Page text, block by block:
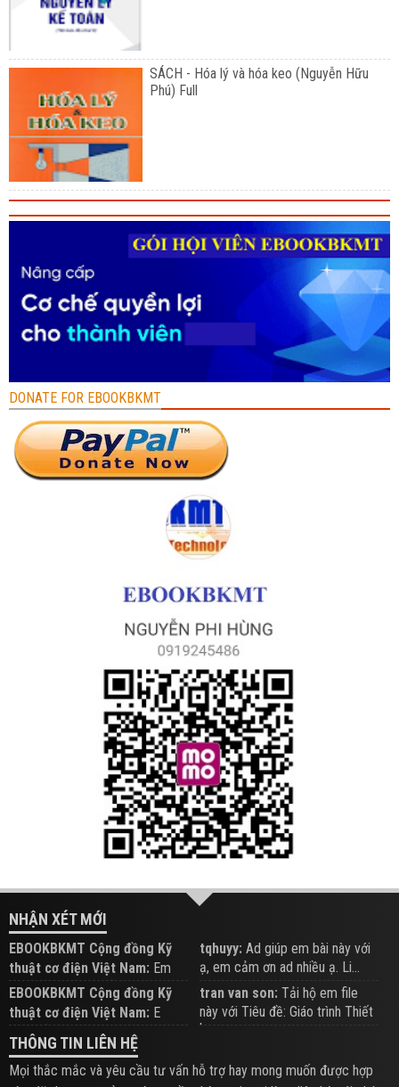
SÁCH - Hóa lý và hóa keo (Nguyễn Hữu
Phú) Full
DONATE FOR EBOOKBKMT
NHẬN XÉT MỚI
EBOOKBKMT Cộng đồng Kỹ
thuật cơ điện Việt Nam: Em
đăng trên Group hỗ trợ nhé
tqhuyy: Ad giúp em bài này với
ạ, em cảm ơn ad nhiều ạ. Li...
EBOOKBKMT Cộng đồng Kỹ
thuật cơ điện Việt Nam: E
xem hỗ trợ trên Group
tran van son: Tải hộ em file
này với Tiêu đề: Giáo trình Thiết
b...
THÔNG TIN LIÊN HỆ
Mọi thắc mắc và yêu cầu tư vấn hỗ trợ hay mong muốn được hợp